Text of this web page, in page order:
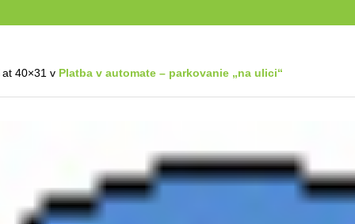
at 40×31 v Platba v automate – parkovanie „na ulici“